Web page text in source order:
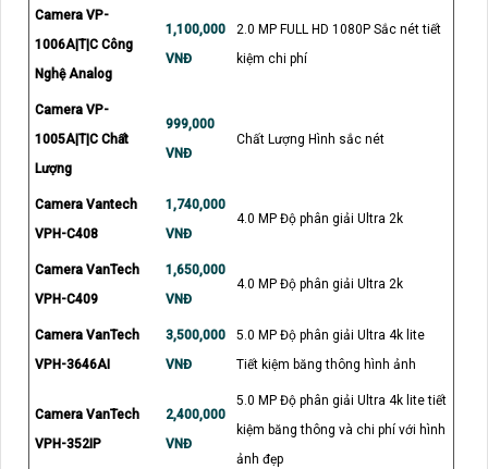
Camera VP-
1006A|T|C Công
Nghệ Analog
1,100,000
VNĐ
2.0 MP FULL HD 1080P Sắc nét tiết
kiệm chi phí
Camera VP-
1005A|T|C Chất
Lượng
999,000
VNĐ
Chất Lượng Hình sắc nét
Camera Vantech
VPH-C408
1,740,000
VNĐ
4.0 MP Độ phân giải Ultra 2k
Camera VanTech
VPH-C409
1,650,000
VNĐ
4.0 MP Độ phân giải Ultra 2k
Camera VanTech
VPH-3646AI
3,500,000
VNĐ
5.0 MP Độ phân giải Ultra 4k lite
Tiết kiệm băng thông hình ảnh
Camera VanTech
VPH-352IP
2,400,000
VNĐ
5.0 MP Độ phân giải Ultra 4k lite tiết
kiệm băng thông và chi phí với hình
ảnh đẹp